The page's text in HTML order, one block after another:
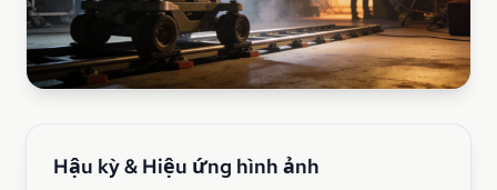
Hậu kỳ & Hiệu ứng hình ảnh